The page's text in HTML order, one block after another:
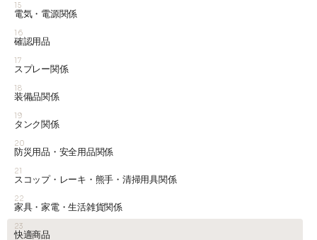
15
電気・電源関係
16
確認用品
17
スプレー関係
18
装備品関係
19
タンク関係
20
防災用品・安全用品関係
21
スコップ・レーキ・熊手・清掃用具関係
22
家具・家電・生活雑貨関係
23
快適商品